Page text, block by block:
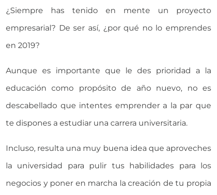
¿Siempre has tenido en mente un proyecto
empresarial? De ser así, ¿por qué no lo emprendes
en 2019?
Aunque es importante que le des prioridad a la
educación como propósito de año nuevo, no es
descabellado que intentes emprender a la par que
te dispones a estudiar una carrera universitaria.
Incluso, resulta una muy buena idea que aproveches
la universidad para pulir tus habilidades para los
negocios y poner en marcha la creación de tu propia